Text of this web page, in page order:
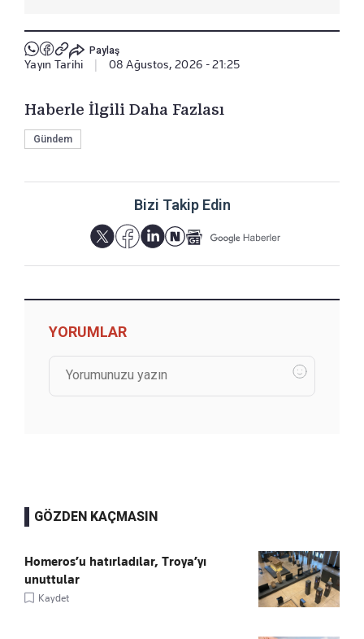
Paylaş
Yayın Tarihi 08 Ağustos, 2026 - 21:25
Haberle İlgili Daha Fazlası
Gündem
Bizi Takip Edin
YORUMLAR
GÖZDEN KAÇMASIN
Homeros’u hatırladılar, Troya’yı
unuttular
Kaydet